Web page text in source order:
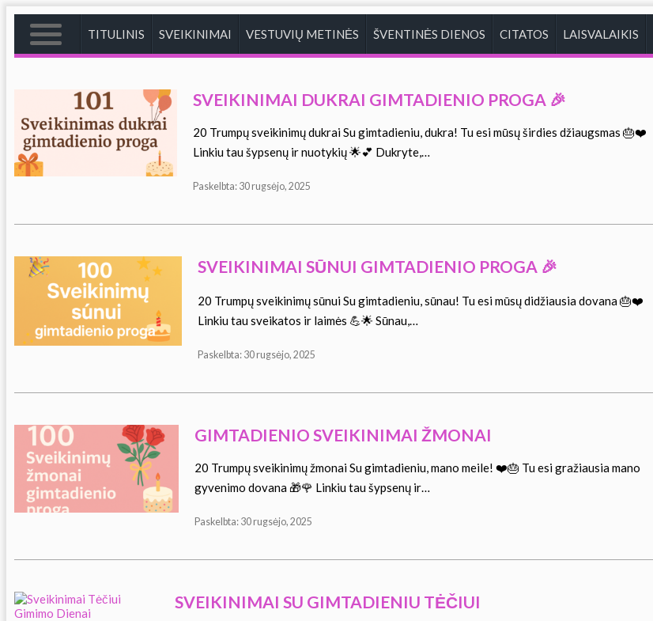
TITULINIS SVEIKINIMAI VESTUVIŲ METINĖS ŠVENTINĖS DIENOS CITATOS LAISVALAIKIS
SVEIKINIMAI DUKRAI GIMTADIENIO PROGA 🎉
20 Trumpų sveikinimų dukrai Su gimtadieniu, dukra! Tu esi mūsų širdies džiaugsmas 🎂❤️
Linkiu tau šypsenų ir nuotykių 🌟💕 Dukryte,…
Paskelbta: 30 rugsėjo, 2025
SVEIKINIMAI SŪNUI GIMTADIENIO PROGA 🎉
20 Trumpų sveikinimų sūnui Su gimtadieniu, sūnau! Tu esi mūsų didžiausia dovana 🎂❤️
Linkiu tau sveikatos ir laimės 💪🌟 Sūnau,…
Paskelbta: 30 rugsėjo, 2025
GIMTADIENIO SVEIKINIMAI ŽMONAI
20 Trumpų sveikinimų žmonai Su gimtadieniu, mano meile! ❤️🎂 Tu esi gražiausia mano
gyvenimo dovana 🎁🌹 Linkiu tau šypsenų ir…
Paskelbta: 30 rugsėjo, 2025
SVEIKINIMAI SU GIMTADIENIU TĖČIUI